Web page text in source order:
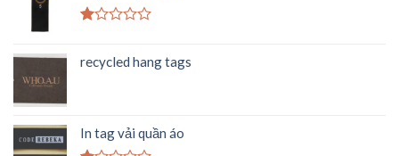
5
hạng
recycled hang tags
In tag vải quần áo